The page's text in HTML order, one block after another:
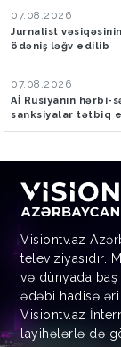
07.08.2026
Jurnalist
ödəniş ləğv edilib
07.08.2026
Aİ Rusiyanın hərbi-
sanksiyalar tətbiq
Visiontv.az
televiziyasıdır.
və dünyada
ədəbi hadisələri
Visiontv.az
layihələrlə də